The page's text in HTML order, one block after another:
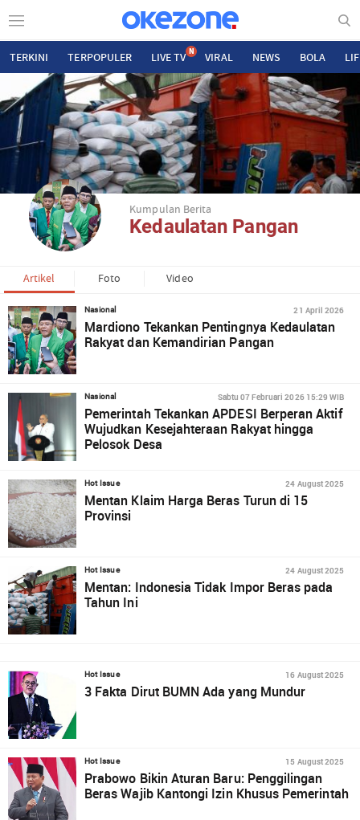
TERKINI TERPOPULER LIVE TV N VIRAL NEWS BOLA
Kumpulan Berita
Kedaulatan Pangan
Artikel Foto Video
Nasional 21 April 2026
Mardiono Tekankan Pentingnya Kedaulatan
Rakyat dan Kemandirian Pangan
Nasional Sabtu 07 Februari 2026 15:29 WIB
Pemerintah Tekankan APDESI Berperan Aktif
Wujudkan Kesejahteraan Rakyat hingga
Pelosok Desa
Hot Issue 24 August 2025
Mentan Klaim Harga Beras Turun di 15
Provinsi
Hot Issue 24 August 2025
Mentan: Indonesia Tidak Impor Beras pada
Tahun Ini
Hot Issue 16 August 2025
3 Fakta Dirut BUMN Ada yang Mundur
Hot Issue 15 August 2025
Prabowo Bikin Aturan Baru: Penggilingan
Beras Wajib Kantongi Izin Khusus Pemerintah